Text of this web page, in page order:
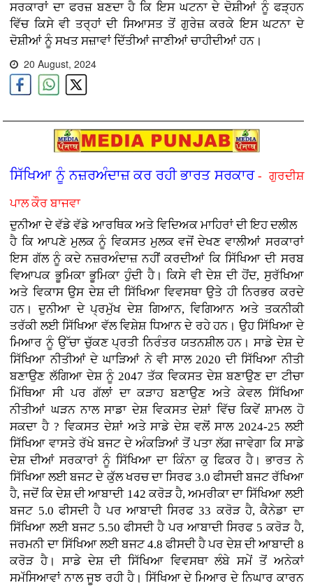
ਸਰਕਾਰਾਂ ਦਾ ਫਰਜ਼ ਬਣਦਾ ਹੈ ਕਿ ਇਸ ਘਟਨਾ ਦੇ ਦੋਸ਼ੀਆਂ ਨੂੰ ਫੜ੍ਹਨ
ਵਿੱਚ ਕਿਸੇ ਵੀ ਤਰ੍ਹਾਂ ਦੀ ਸਿਆਸਤ ਤੋਂ ਗੁਰੇਜ਼ ਕਰਕੇ ਇਸ ਘਟਨਾ ਦੇ
ਦੋਸ਼ੀਆਂ ਨੂੰ ਸਖਤ ਸਜ਼ਾਵਾਂ ਦਿੱਤੀਆਂ ਜਾਣੀਆਂ ਚਾਹੀਦੀਆਂ ਹਨ।
20 August, 2024
ਸਿੱਖਿਆ ਨੂੰ ਨਜ਼ਰਅੰਦਾਜ਼ ਕਰ ਰਹੀ ਭਾਰਤ ਸਰਕਾਰ- ਗੁਰਦੀਸ਼
ਪਾਲ ਕੌਰ ਬਾਜਵਾ
ਦੁਨੀਆ ਦੇ ਵੱਡੇ ਵੱਡੇ ਆਰਥਿਕ ਅਤੇ ਵਿਦਿਅਕ ਮਾਹਿਰਾਂ ਦੀ ਇਹ ਦਲੀਲ
ਹੈ ਕਿ ਆਪਣੇ ਮੁਲਕ ਨੂੰ ਵਿਕਸਤ ਮੁਲਕ ਵਜੋਂ ਦੇਖਣ ਵਾਲੀਆਂ ਸਰਕਾਰਾਂ
ਇਸ ਗੱਲ ਨੂੰ ਕਦੇ ਨਜ਼ਰਅੰਦਾਜ਼ ਨਹੀਂ ਕਰਦੀਆਂ ਕਿ ਸਿੱਖਿਆ ਦੀ ਸਰਬ
ਵਿਆਪਕ ਭੂਮਿਕਾ ਭੂਮਿਕਾ ਹੁੰਦੀ ਹੈ। ਕਿਸੇ ਵੀ ਦੇਸ਼ ਦੀ ਹੋਂਦ, ਸੁਰੱਖਿਆ
ਅਤੇ ਵਿਕਾਸ ਉਸ ਦੇਸ਼ ਦੀ ਸਿੱਖਿਆ ਵਿਵਸਥਾ ਉਤੇ ਹੀ ਨਿਰਭਰ ਕਰਦੇ
ਹਨ। ਦੁਨੀਆ ਦੇ ਪ੍ਰਮੁੱਖ ਦੇਸ਼ ਗਿਆਨ, ਵਿਗਿਆਨ ਅਤੇ ਤਕਨੀਕੀ
ਤਰੱਕੀ ਲਈ ਸਿੱਖਿਆ ਵੱਲ ਵਿਸ਼ੇਸ਼ ਧਿਆਨ ਦੇ ਰਹੇ ਹਨ। ਉਹ ਸਿੱਖਿਆ ਦੇ
ਮਿਆਰ ਨੂੰ ਉੱਚਾ ਚੁੱਕਣ ਪ੍ਰਤੀ ਨਿਰੰਤਰ ਯਤਨਸ਼ੀਲ ਹਨ। ਸਾਡੇ ਦੇਸ਼ ਦੇ
ਸਿੱਖਿਆ ਨੀਤੀਆਂ ਦੇ ਘਾੜਿਆਂ ਨੇ ਵੀ ਸਾਲ 2020 ਦੀ ਸਿੱਖਿਆ ਨੀਤੀ
ਬਣਾਉਣ ਲੱਗਿਆ ਦੇਸ਼ ਨੂੰ 2047 ਤੱਕ ਵਿਕਸਤ ਦੇਸ਼ ਬਣਾਉਣ ਦਾ ਟੀਚਾ
ਮਿੱਥਿਆ ਸੀ ਪਰ ਗੱਲਾਂ ਦਾ ਕੜਾਹ ਬਣਾਉਣ ਅਤੇ ਕੇਵਲ ਸਿੱਖਿਆ
ਨੀਤੀਆਂ ਘੜਨ ਨਾਲ ਸਾਡਾ ਦੇਸ਼ ਵਿਕਸਤ ਦੇਸ਼ਾਂ ਵਿੱਚ ਕਿਵੇਂ ਸ਼ਾਮਲ ਹੋ
ਸਕਦਾ ਹੈ ? ਵਿਕਸਤ ਦੇਸ਼ਾਂ ਅਤੇ ਸਾਡੇ ਦੇਸ਼ ਵਲੋਂ ਸਾਲ 2024-25 ਲਈ
ਸਿੱਖਿਆ ਵਾਸਤੇ ਰੱਖੇ ਬਜਟ ਦੇ ਅੰਕੜਿਆਂ ਤੋਂ ਪਤਾ ਲੱਗ ਜਾਵੇਗਾ ਕਿ ਸਾਡੇ
ਦੇਸ਼ ਦੀਆਂ ਸਰਕਾਰਾਂ ਨੂੰ ਸਿੱਖਿਆ ਦਾ ਕਿੰਨਾ ਕੁ ਫਿਕਰ ਹੈ। ਭਾਰਤ ਨੇ
ਸਿੱਖਿਆ ਲਈ ਬਜਟ ਦੇ ਕੁੱਲ ਖਰਚ ਦਾ ਸਿਰਫ 3.0 ਫੀਸਦੀ ਬਜਟ ਰੱਖਿਆ
ਹੈ, ਜਦੋਂ ਕਿ ਦੇਸ਼ ਦੀ ਆਬਾਦੀ 142 ਕਰੋੜ ਹੈ, ਅਮਰੀਕਾ ਦਾ ਸਿੱਖਿਆ ਲਈ
ਬਜਟ 5.0 ਫੀਸਦੀ ਹੈ ਪਰ ਆਬਾਦੀ ਸਿਰਫ 33 ਕਰੋੜ ਹੈ, ਕੈਨੇਡਾ ਦਾ
ਸਿੱਖਿਆ ਲਈ ਬਜਟ 5.50 ਫੀਸਦੀ ਹੈ ਪਰ ਆਬਾਦੀ ਸਿਰਫ 5 ਕਰੋੜ ਹੈ,
ਜਰਮਨੀ ਦਾ ਸਿੱਖਿਆ ਲਈ ਬਜਟ 4.8 ਫੀਸਦੀ ਹੈ ਪਰ ਦੇਸ਼ ਦੀ ਆਬਾਦੀ 8
ਕਰੋੜ ਹੈ। ਸਾਡੇ ਦੇਸ਼ ਦੀ ਸਿੱਖਿਆ ਵਿਵਸਥਾ ਲੰਬੇ ਸਮੇਂ ਤੋਂ ਅਨੇਕਾਂ
ਸਮੱਸਿਆਵਾਂ ਨਾਲ ਜੂਝ ਰਹੀ ਹੈ। ਸਿੱਖਿਆ ਦੇ ਮਿਆਰ ਦੇ ਨਿਘਾਰ ਕਾਰਨ